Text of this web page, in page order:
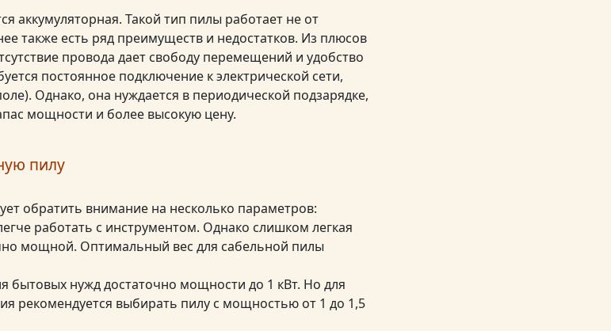
аккумуляторная. Такой тип пилы работает не от
также есть ряд преимуществ и недостатков. Из плюсов
провода дает свободу перемещений и удобство
постоянное подключение к электрической сети,
Однако, она нуждается в периодической подзарядке,
мощности и более высокую цену.
пилу
обратить внимание на несколько параметров:
работать с инструментом. Однако слишком легкая
мощной. Оптимальный вес для сабельной пилы
нужд достаточно мощности до 1 кВт. Но для
рекомендуется выбирать пилу с мощностью от 1 до 1,5